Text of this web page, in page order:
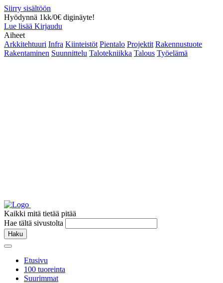
Siirry sisältöön
Hyödynnä 1kk/0€ diginäyte!
Lue lisää Kirjaudu
Aiheet
Arkkitehtuuri Infra Kiinteistöt Pientalo Projektit Rakennustuote
Rakentaminen Suunnittelu Talotekniikka Talous Työelämä
Kaikki mitä tietää pitää
Hae tältä sivustolta
Haku
Etusivu
100 tuoreinta
Suurimmat